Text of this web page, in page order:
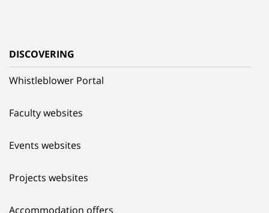
DISCOVERING
Whistleblower Portal
Faculty websites
Events websites
Projects websites
Accommodation offers